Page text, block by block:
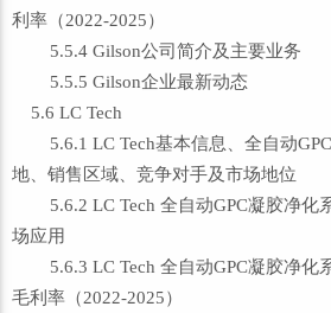
利率（2022-2025）
5.5.4 Gilson公司简介及主要业务
5.5.5 Gilson企业最新动态
5.6 LC Tech
5.6.1 LC Tech基本信息、全自动
地、销售区域、竞争对手及市场地位
5.6.2 LC Tech 全自动GPC凝胶净化
场应用
5.6.3 LC Tech 全自动GPC凝胶净化
毛利率（2022-2025）